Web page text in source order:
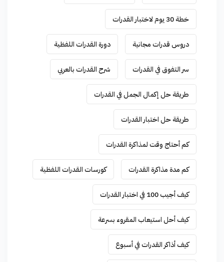
خطة 30 يوم لاختبار القدرات
دروس قدرات مجانية دورة القدرات اللفظية
سر التفوق في القدرات شرح القدرات بالعربي
طريقة حل إكمال الجمل في القدرات
طريقة حل اختبار القدرات
كم أحتاج وقت لمذاكرة القدرات
كم مدة مذاكرة القدرات كورسات القدرات اللفظية
كيف أجيب 100 في اختبار القدرات
كيف أحل استيعاب المقروء بسرعة
كيف أذاكر القدرات في أسبوع